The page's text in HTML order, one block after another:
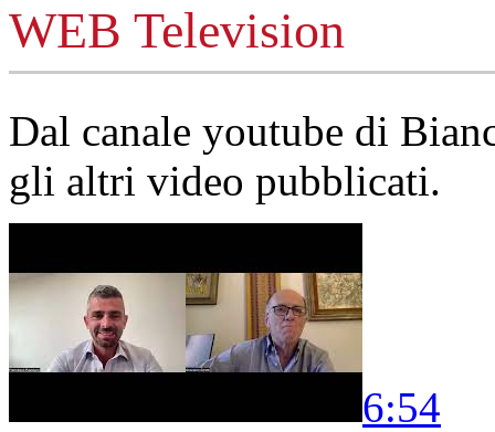
WEB Television
Dal canale youtube di
gli altri video pubblicati.
6:54